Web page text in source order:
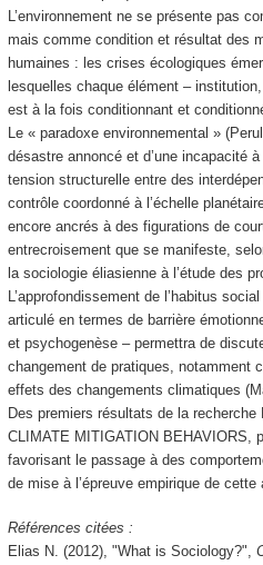
L’environnement ne se présente pas
mais comme condition et résultat des
humaines : les crises écologiques
lesquelles chaque élément –
est à la fois conditionnant et
Le « paradoxe environnemental »
désastre annoncé et d’une incapacité
tension structurelle entre des
contrôle coordonné à l’échelle
encore ancrés à des figurations de
entrecroisement que se manifeste,
la sociologie éliasienne à l’étude des
L’approfondissement de l’habitus
articulé en termes de barrière
et psychogenèse – permettra de
changement de pratiques, notamment
effets des changements climatiques
Des premiers résultats de la
CLIMATE MITIGATION BEHAVIORS,
favorisant le passage à des
de mise à l’épreuve empirique de cette
Références citées :
Elias N. (2012), "What is Sociology?",